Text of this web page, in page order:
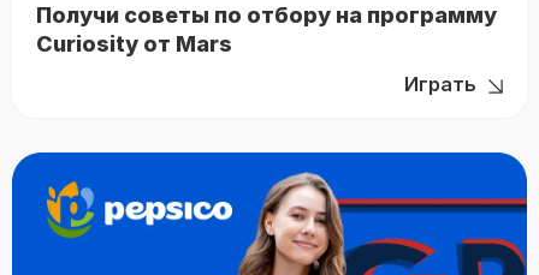
Получи советы по отбору на программу
Curiosity от Mars
Играть